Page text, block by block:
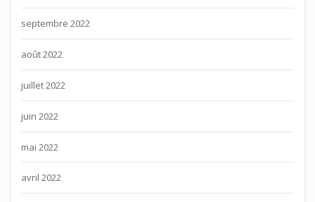
septembre 2022
août 2022
juillet 2022
juin 2022
mai 2022
avril 2022